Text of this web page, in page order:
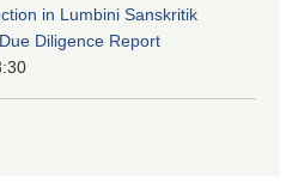
in Lumbini Sanskritik
Diligence Report